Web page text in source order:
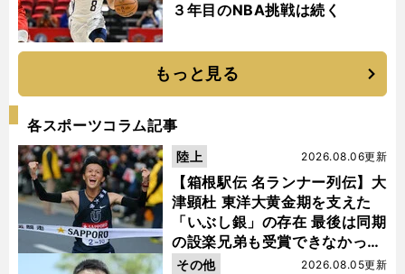
３年目のNBA挑戦は続く
もっと見る
各スポーツコラム記事
【箱根駅伝 名ランナー列伝】大
津顕杜 東洋大黄金期を支えた
「いぶし銀」の存在 最後は同期
の設楽兄弟も受賞できなかった
金栗杯に輝く
2026.08.06更新
陸上
2026.08.05更新
その他